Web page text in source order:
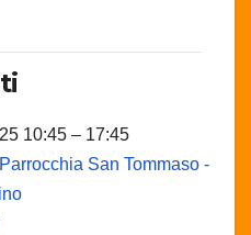
10:45 – 17:45
San Tommaso -